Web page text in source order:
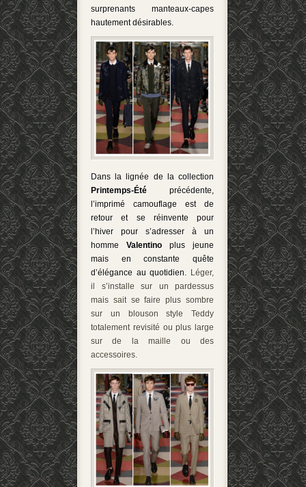
surprenants manteaux-capes
hautement désirables.
Dans la lignée de la collection
Printemps-Été
précédente,
l’imprimé camouflage est de
retour et se réinvente pour
l’hiver pour s’adresser à un
homme Valentino plus jeune
mais en constante quête
d’élégance au quotidien. Léger,
il s’installe sur un pardessus
mais sait se faire plus sombre
sur un blouson style Teddy
totalement revisité ou plus large
sur de la maille ou des
accessoires.